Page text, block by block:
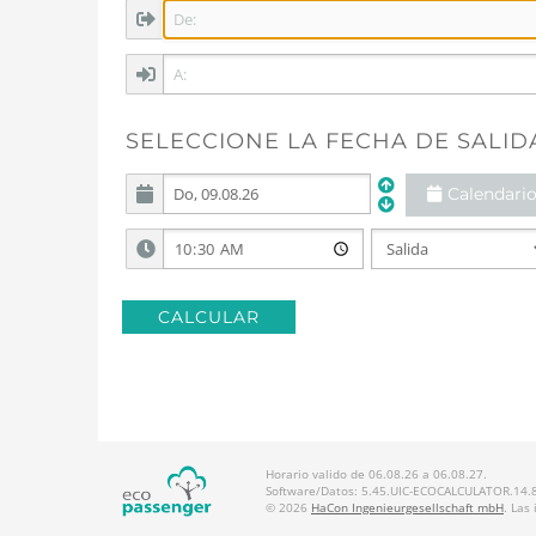
SELECCIONE LA FECHA DE
Calendario
CALCULAR
Horario valido de 06.08.26 a 06.08.27.
Software/Datos: 5.45.UIC-
© 2026 HaCon Ingenieurgesellschaft mbH.